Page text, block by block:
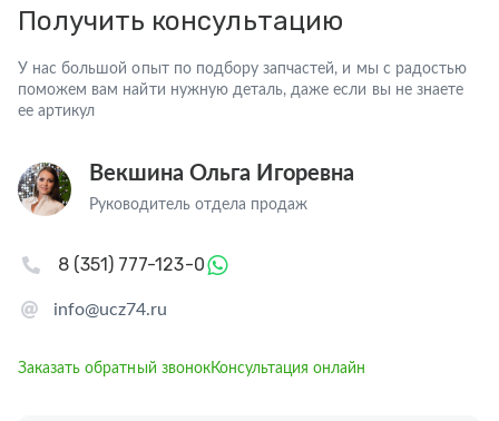
Получить консультацию
У нас большой опыт по подбору запчастей, и мы с радостью
поможем вам найти нужную деталь, даже если вы не знаете
ее артикул
Векшина Ольга Игоревна
Руководитель отдела продаж
info@ucz74.ru
8 (351) 777-123-0
Заказать обратный звонокКонсультация онлайн